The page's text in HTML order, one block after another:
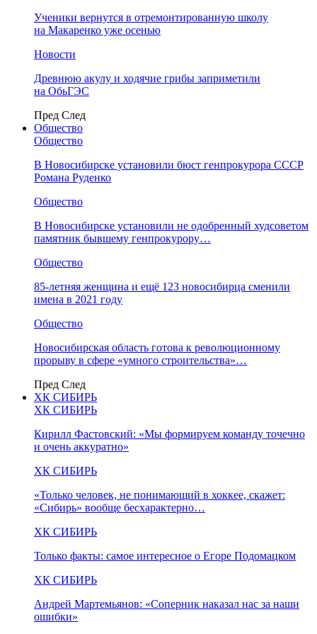
Ученики вернутся в отремонтированную школу
на Макаренко уже осенью
Новости
Древнюю акулу и ходячие грибы заприметили
на ОбьГЭС
Пред След
Общество
Общество
В Новосибирске установили бюст генпрокурора СССР
Романа Руденко
Общество
В Новосибирске установили не одобренный худсоветом
памятник бывшему генпрокурору…
Общество
85-летняя женщина и ещё 123 новосибирца сменили
имена в 2021 году
Общество
Новосибирская область готова к революционному
прорыву в сфере «умного строительства»…
Пред След
ХК СИБИРЬ
ХК СИБИРЬ
Кирилл Фастовский: «Мы формируем команду точечно
и очень аккуратно»
ХК СИБИРЬ
«Только человек, не понимающий в хоккее, скажет:
«Сибирь» вообще бесхарактерно…
ХК СИБИРЬ
Только факты: самое интересное о Егоре Подомацком
ХК СИБИРЬ
Андрей Мартемьянов: «Соперник наказал нас за наши
ошибки»